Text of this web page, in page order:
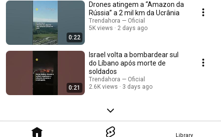
Library
0:22
Drones atingem a “Amazon da
Rússia” a 2 mil km da Ucrânia
Trendahora — Oficial
5K views
2 days ago
0:21
Israel volta a bombardear sul
do Líbano após morte de
soldados
Trendahora — Oficial
2.6K views
3 days ago